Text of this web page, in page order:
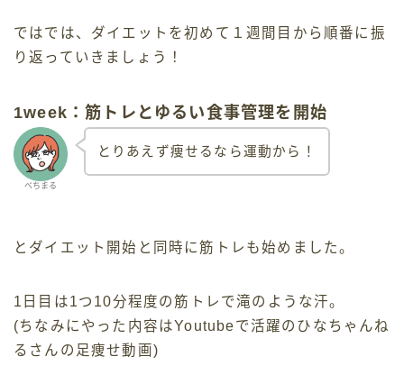
ではでは、ダイエットを初めて１週間目から順番に振
り返っていきましょう！
1week：筋トレとゆるい食事管理を開始
べちまる
とりあえず痩せるなら運動から！
とダイエット開始と同時に筋トレも始めました。
1日目は1つ10分程度の筋トレで滝のような汗。
(ちなみにやった内容はYoutubeで活躍のひなちゃんね
るさんの足痩せ動画)